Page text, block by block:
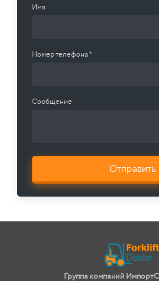
Имя
Номер телефона *
Сообщение
Отправить
Группа компаний